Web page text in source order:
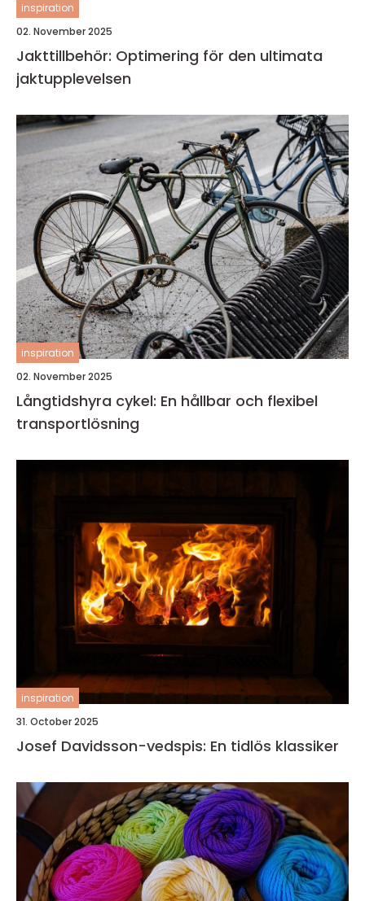
inspiration
02. November 2025
Jakttillbehör: Optimering för den ultimata
jaktupplevelsen
inspiration
02. November 2025
Långtidshyra cykel: En hållbar och flexibel
transportlösning
inspiration
31. October 2025
Josef Davidsson-vedspis: En tidlös klassiker